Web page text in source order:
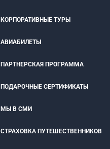
КОРПОРАТИВНЫЕ ТУРЫ
АВИАБИЛЕТЫ
ПАРТНЕРСКАЯ ПРОГРАММА
ПОДАРОЧНЫЕ СЕРТИФИКАТЫ
МЫ В СМИ
СТРАХОВКА ПУТЕШЕСТВЕННИКОВ